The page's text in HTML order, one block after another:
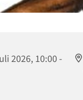
2026, 10:00 -